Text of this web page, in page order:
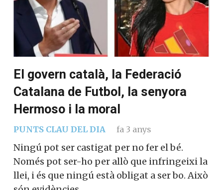
El govern català, la Federació
Catalana de Futbol, la senyora
Hermoso i la moral
Ningú pot ser castigat per no fer el bé.
Només pot ser-ho per allò que infringeixi
la llei, i és que ningú està obligat a ser bo.
Això són evidències…